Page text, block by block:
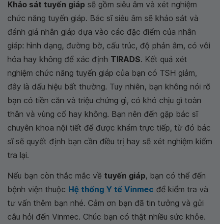
Khảo sát tuyến giáp sẽ gồm siêu âm và xét nghiệm
chức năng tuyến giáp. Bác sĩ siêu âm sẽ khảo sát và
đánh giá nhân giáp dựa vào các đặc điểm của nhân
giáp: hình dạng, đường bờ, cấu trúc, độ phản âm, có vôi
hóa hay không để xác định TIRADS. Kết quả xét
nghiệm chức năng tuyến giáp của bạn có TSH giảm,
đây là dấu hiệu bất thường. Tuy nhiên, bạn không nói rõ
bạn có tiền căn và triệu chứng gì, có khó chịu gì toàn
thân và vùng cổ hay không. Bạn nên đến gặp bác sĩ
chuyên khoa nội tiết để được khám trực tiếp, từ đó bác
sĩ sẽ quyết định bạn cần điều trị hay sẽ xét nghiệm kiểm
tra lại.
Nếu bạn còn thắc mắc về tuyến giáp, bạn có thể đến
bệnh viện thuộc Hệ thống Y tế Vinmec để kiểm tra và
tư vấn thêm bạn nhé. Cảm ơn bạn đã tin tưởng và gửi
câu hỏi đến Vinmec. Chúc bạn có thật nhiều sức khỏe.